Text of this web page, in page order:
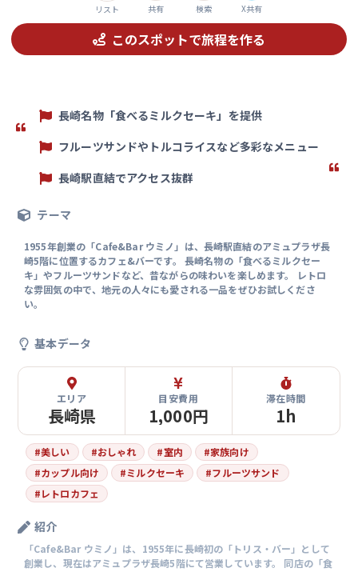
リスト 共有 検索 X共有
このスポットで旅程を作る
長崎名物「食べるミルクセーキ」を提供
フルーツサンドやトルコライスなど多彩なメニュー
長崎駅直結でアクセス抜群
テーマ
1955年創業の「Cafe&Bar ウミノ」は、長崎駅直結のアミュプラザ長
崎5階に位置するカフェ&バーです。 長崎名物の「食べるミルクセー
キ」やフルーツサンドなど、昔ながらの味わいを楽しめます。 レトロ
な雰囲気の中で、地元の人々にも愛される一品をぜひお試しくださ
い。
基本データ
エリア
長崎県
目安費用
1,000円
滞在時間
1h
#美しい #おしゃれ #室内 #家族向け
#カップル向け #ミルクセーキ #フルーツサンド
#レトロカフェ
紹介
「Cafe&Bar ウミノ」は、1955年に長崎初の「トリス・バー」として
創業し、現在はアミュプラザ長崎5階にて営業しています。 同店の「食